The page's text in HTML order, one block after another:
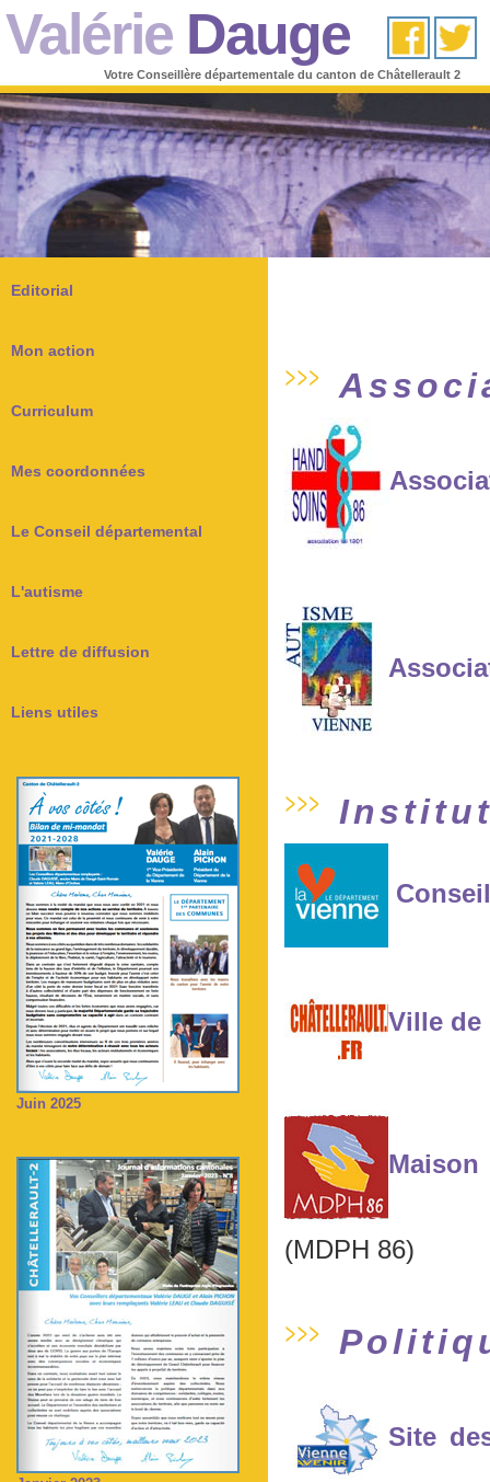
Valérie Dauge
Votre Conseillère départementale du canton de Châtellerault 2
Editorial
Mon action
Curriculum
Mes coordonnées
Le Conseil départemental
L'autisme
Lettre de diffusion
Liens utiles
Juin 2025
Ville de
(MDPH 86)
Site